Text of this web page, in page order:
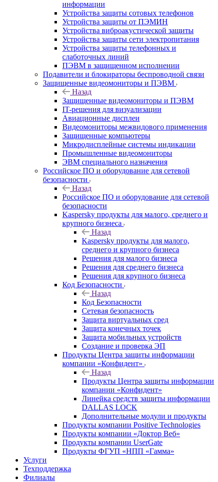
информации
Устройства защиты сотовых телефонов
Устройства защиты от ПЭМИН
Устройства виброакустической защиты
Устройства защиты сети электропитания
Устройства защиты телефонных и
слаботочных линий
ПЭВМ в защищенном исполнении
Подавители и блокираторы беспроводной связи
Защищенные видеомониторы и ПЭВМ
Назад
Защищенные видеомониторы и ПЭВМ
IT-решения для визуализации
Авиационные дисплеи
Видеомониторы межвидового применения
Защищенные компьютеры
Микродисплейные системы индикации
Промышленные видеомониторы
ЭВМ специального назначения
Российское ПО и оборудование для сетевой
безопасности
Назад
Российское ПО и оборудование для сетевой
безопасности
Kaspersky продукты для малого, среднего и
крупного бизнеса
Назад
Kaspersky продукты для малого,
среднего и крупного бизнеса
Решения для малого бизнеса
Решения для среднего бизнеса
Решения для крупного бизнеса
Код Безопасности
Назад
Код Безопасности
Сетевая безопасность
Защита виртуальных сред
Защита конечных точек
Защита мобильных устройств
Создание и проверка ЭП
Продукты Центра защиты информации
компании «Конфидент»
Назад
Продукты Центра защиты информации
компании «Конфидент»
Линейка средств защиты информации
DALLAS LOCK
Дополнительные модули и продукты
Продукты компании Positive Technologies
Продукты компании «Доктор Веб»
Продукты компании UserGate
Продукты ФГУП «НПП «Гамма»
Услуги
Техподдержка
Филиалы